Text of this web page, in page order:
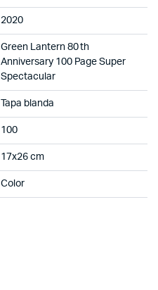
2020
Green Lantern 80 th
Anniversary 100 Page Super
Spectacular
Tapa blanda
100
17x26 cm
Color